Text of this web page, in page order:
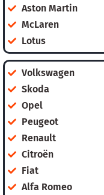
Aston Martin
McLaren
Lotus
Volkswagen
Skoda
Opel
Peugeot
Renault
Citroën
Fiat
Alfa Romeo